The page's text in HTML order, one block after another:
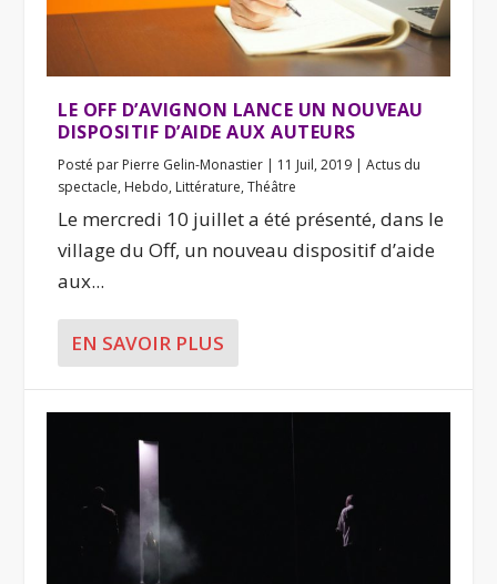
LE OFF D’AVIGNON LANCE UN NOUVEAU
DISPOSITIF D’AIDE AUX AUTEURS
Posté par Pierre Gelin-Monastier | 11 Juil, 2019 |Actus du
spectacle, Hebdo, Littérature,Théâtre
Le mercredi 10 juillet a été présenté, dans le
village du Off, un nouveau dispositif d’aide
aux...
EN SAVOIR PLUS